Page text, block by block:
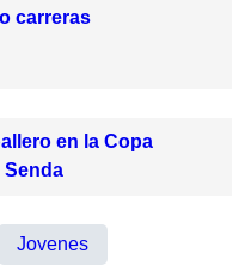
carreras
en la Copa
Senda
Jovenes